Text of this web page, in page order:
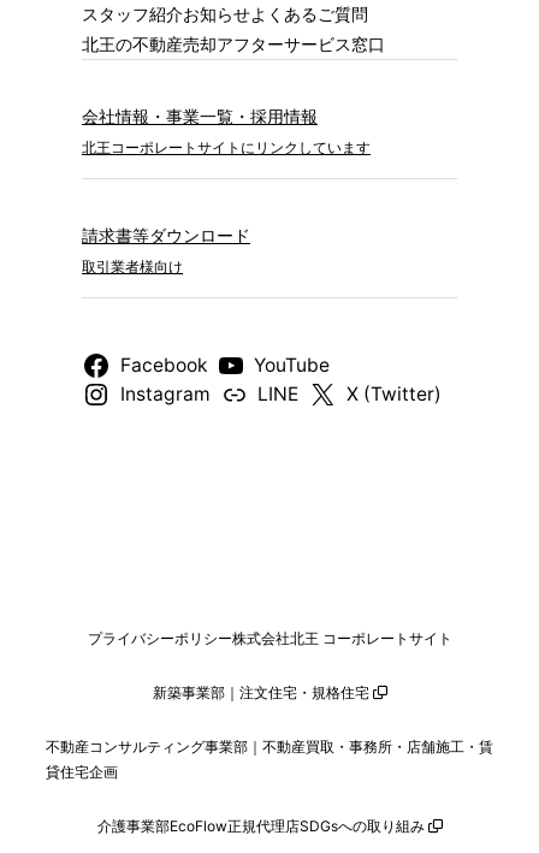
スタッフ紹介お知らせよくあるご質問
北王の不動産売却アフターサービス窓口
会社情報・事業一覧・採用情報
北王コーポレートサイトにリンクしています
請求書等ダウンロード
取引業者様向け
Facebook
YouTube
Instagram
LINE X (Twitter)
プライバシーポリシー株式会社北王 コーポレートサイト
新築事業部｜注文住宅・規格住宅
不動産コンサルティング事業部｜不動産買取・事務所・店舗施工・賃
貸住宅企画
介護事業部EcoFlow正規代理店SDGsへの取り組み